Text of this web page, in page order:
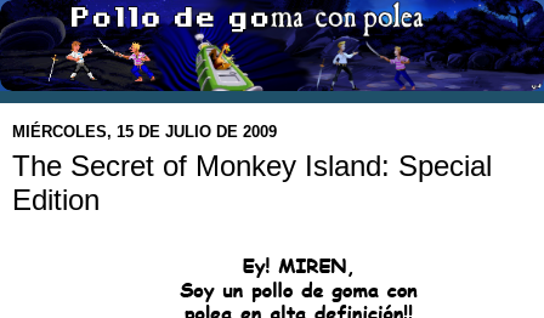
MIÉRCOLES, 15 DE JULIO DE 2009
The Secret of Monkey Island: Special
Edition